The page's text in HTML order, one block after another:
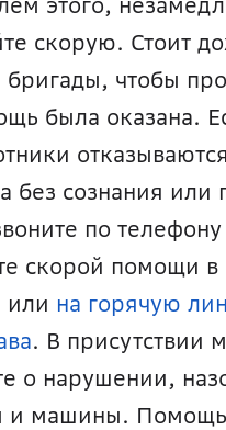
скорую. Стоит
бригады, чтобы
была оказана.
без сознания или
по
скорой помощи в
или на горячую
. В присутствии
о нарушении,
и машины. Помощь